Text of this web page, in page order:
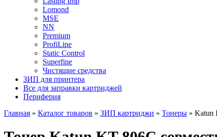
Lomond
MSE
NN
Premium
ProfiLine
Static Control
Superfine
Чистящие средства
ЗИП для принтера
Все для заправки картриджей
Периферия
Главная » Каталог товаров » ЗИП картриджи » Тонеры » Katun